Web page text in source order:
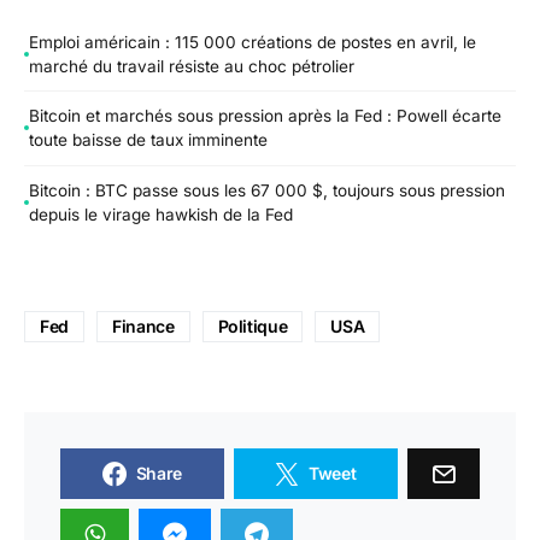
Emploi américain : 115 000 créations de postes en avril, le
marché du travail résiste au choc pétrolier
Bitcoin et marchés sous pression après la Fed : Powell écarte
toute baisse de taux imminente
Bitcoin : BTC passe sous les 67 000 $, toujours sous pression
depuis le virage hawkish de la Fed
Fed Finance Politique USA
Share Tweet